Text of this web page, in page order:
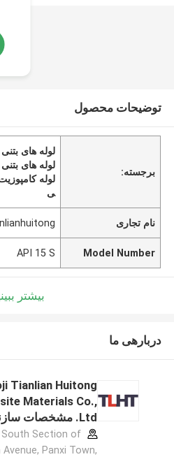
توضیحات محصول
برجسته:
لوله های
لوله های
لوله
ی
نام تجاری
Model Number
API 15 S
بیشتر
دربارهی ما
Tianlian Huitong
Materials Co.,
Ltd. مشخصات سازنده
South Section of
Avenue, Panxi Town,